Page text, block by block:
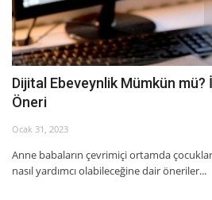
Dijital Ebeveynlik Mümkün
Öneri
Ocak 31, 2023
Anne babaların çevrimiçi ortamda
nasıl yardımcı olabileceğine dair öneriler...